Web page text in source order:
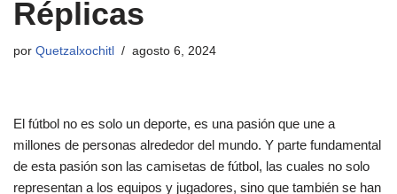
Réplicas
por Quetzalxochitl agosto 6, 2024
El fútbol no es solo un deporte, es una pasión que une a
millones de personas alrededor del mundo. Y parte fundamental
de esta pasión son las camisetas de fútbol, las cuales no solo
representan a los equipos y jugadores, sino que también se han